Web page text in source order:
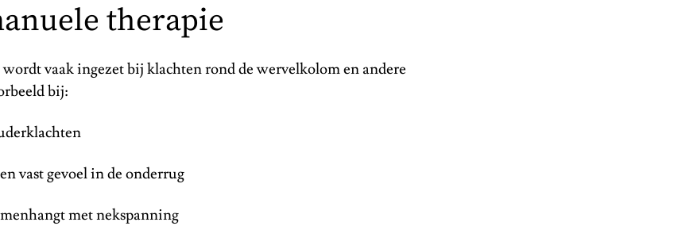
therapie
vaak ingezet bij klachten rond de wervelkolom en andere
bij:
vast gevoel in de onderrug
met nekspanning